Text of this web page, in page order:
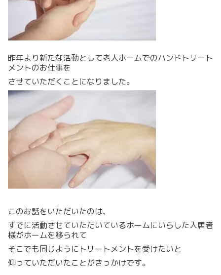
昨年より新たな活動として老人ホームでのハンドトリート
メントのお仕事を
させていただくことになりました。
このお話をいただいたのは、
すでに活動させていただいているホームにいらした入居者
様がホームを移られて
そこでも同じようにトリートメントを受けたいと
仰っていただいたことがきっかけです。